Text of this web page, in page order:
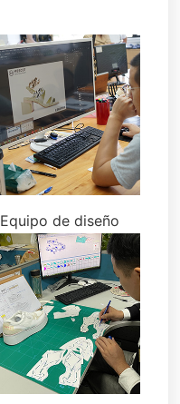
Equipo de diseño